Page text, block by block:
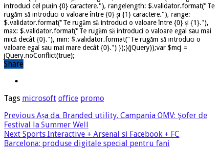
introduci cel puțin {0} caractere."), rangelength: $.validator.format("Te
rugăm să introduci o valoare între {0} și {1} caractere."), range:
$.validator.format("Te rugăm să introduci o valoare între {0} și {1}."),
max: $.validator.format("Te rugăm să introduci o valoare egal sau mai
mică decât {0}."), min: $.validator.format("Te rugăm să introduci o
valoare egal sau mai mare decât {0}.") });}(jQuery));var $mcj =
jQuery.noConflict(true);
Share
Tags microsoft office promo
Previous Așa da. Branded utility. Campania OMV: Şofer de
Festival la Summer Well
Next Sports Interactive + Arsenal si Facebook + FC
Barcelona: produse digitale special pentru fani